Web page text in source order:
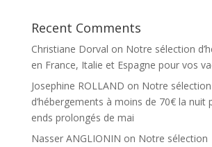
Recent Comments
Christiane Dorval on Notre sélection
en France, Italie et Espagne pour vos
Josephine ROLLAND on Notre sélection
d’hébergements à moins de 70€ la nuit
ends prolongés de mai
Nasser ANGLIONIN on Notre sélection